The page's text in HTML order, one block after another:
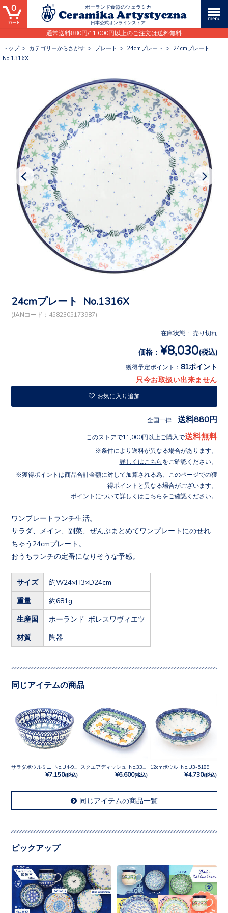
ポーランド食器のツェラミカ
日本公式オンラインストア
通常送料880円/11,000円以上のご注文は送料無料
0
トップ> カテゴリーからさがす > プレート > 24cmプレート > 24cmプレート
No.1316X
24cmプレート No.1316X
(JANコード：4582305173987)
在庫状態 : 売り切れ
価格： ¥8,030(税込)
獲得予定ポイント： 81ポイント
只今お取扱い出来ません
お気に入り追加
全国一律 送料880円
このストアで11,000円以上ご購入で送料無料
条件により送料が異なる場合があります。
詳しくはこちら をご確認ください。
獲得ポイントは商品合計金額に対して加算される為、このページでの獲
得ポイントと異なる場合がございます。
ポイントについて詳しくはこちら をご確認ください。
ワンプレートランチ生活。
サラダ、メイン、副菜、ぜんぶまとめてワンプレートにのせれ
ちゃう24cmプレート。
おうちランチの定番になりそうな予感。
サイズ 約W24×H3×D24cm
重量 約681g
生産国 ポーランド ボレスワヴィエツ
材質 陶器
同じアイテムの商品
¥7,150(税込) ¥6,600(税込)
12cmボウル No.U3-5189
¥4,730(税込)
同じアイテムの商品一覧
ピックアップ